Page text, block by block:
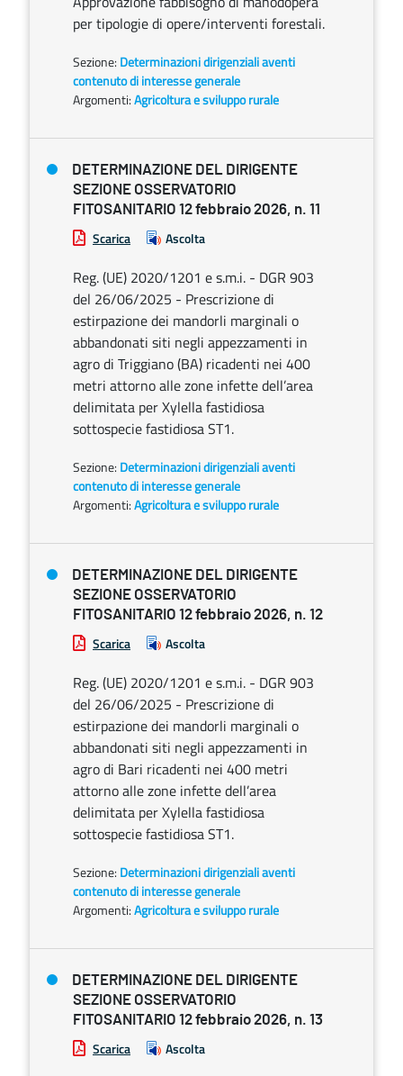
per tipologie di opere/interventi forestali.
Sezione: Determinazioni dirigenziali aventi
contenuto di interesse generale
Argomenti:Agricoltura e sviluppo rurale
DETERMINAZIONE DEL DIRIGENTE
SEZIONE OSSERVATORIO
FITOSANITARIO 12 febbraio 2026, n. 11
Scarica Ascolta
Reg. (UE) 2020/1201 e s.m.i. - DGR 903
del 26/06/2025 - Prescrizione di
estirpazione dei mandorli marginali o
abbandonati siti negli appezzamenti in
agro di Triggiano (BA) ricadenti nei 400
metri attorno alle zone infette dell’area
delimitata per Xylella fastidiosa
sottospecie fastidiosa ST1.
Sezione: Determinazioni dirigenziali aventi
contenuto di interesse generale
Argomenti:Agricoltura e sviluppo rurale
DETERMINAZIONE DEL DIRIGENTE
SEZIONE OSSERVATORIO
FITOSANITARIO 12 febbraio 2026, n. 12
Scarica Ascolta
Reg. (UE) 2020/1201 e s.m.i. - DGR 903
del 26/06/2025 - Prescrizione di
estirpazione dei mandorli marginali o
abbandonati siti negli appezzamenti in
agro di Bari ricadenti nei 400 metri
attorno alle zone infette dell’area
delimitata per Xylella fastidiosa
sottospecie fastidiosa ST1.
Sezione: Determinazioni dirigenziali aventi
contenuto di interesse generale
Argomenti:Agricoltura e sviluppo rurale
DETERMINAZIONE DEL DIRIGENTE
SEZIONE OSSERVATORIO
FITOSANITARIO 12 febbraio 2026, n. 13
Scarica Ascolta